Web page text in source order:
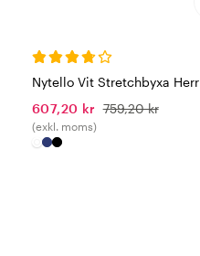
Nytello Vit Stretchbyxa Herr
607,20 kr 759,20 kr
(exkl. moms)